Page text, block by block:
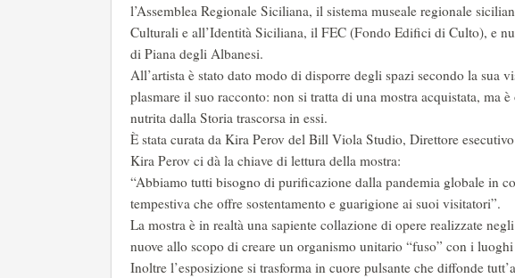
l’Assemblea Regionale Siciliana, il sistema museale regionale
Culturali e all’Identità Siciliana, il FEC (Fondo Edifici di Culto), e
di Piana degli Albanesi.
All’artista è stato dato modo di disporre degli spazi secondo la sua
plasmare il suo racconto: non si tratta di una mostra acquistata, ma
nutrita dalla Storia trascorsa in essi.
È stata curata da Kira Perov del Bill Viola Studio, Direttore
Kira Perov ci dà la chiave di lettura della mostra:
“Abbiamo tutti bisogno di purificazione dalla pandemia globale in
tempestiva che offre sostentamento e guarigione ai suoi visitatori”.
La mostra è in realtà una sapiente collazione di opere realizzate
nuove allo scopo di creare un organismo unitario “fuso” con i
Inoltre l’esposizione si trasforma in cuore pulsante che diffonde